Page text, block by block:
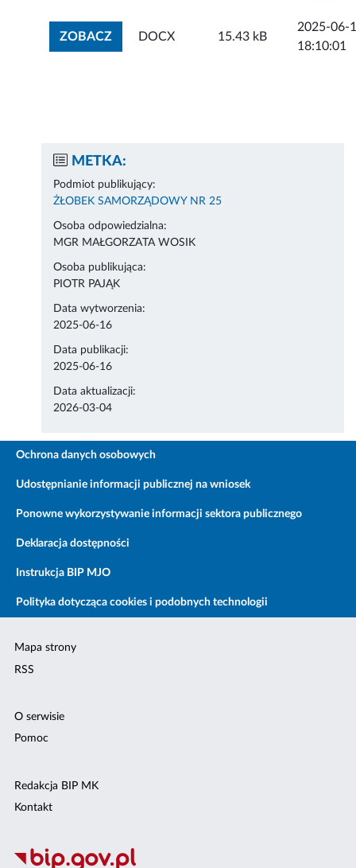
ZOBACZZOBACZ ZAŁĄCZNIK
DOCX 15.43 kB
2025-06-
18:10:01
METKA:
Podmiot publikujący:
ŻŁOBEK SAMORZĄDOWY NR 25
Osoba odpowiedzialna:
MGR MAŁGORZATA WOSIK
Osoba publikująca:
PIOTR PAJĄK
Data wytworzenia:
2025-06-16
Data publikacji:
2025-06-16
Data aktualizacji:
2026-03-04
Ochrona danych osobowych
Udostępnianie informacji publicznej na wniosek
Ponowne wykorzystywanie informacji sektora publicznego
Deklaracja dostępności
Instrukcja BIP MJO
Polityka dotycząca cookies i podobnych technologii
Mapa strony
RSS
O serwisie
Pomoc
Redakcja BIP MK
Kontakt